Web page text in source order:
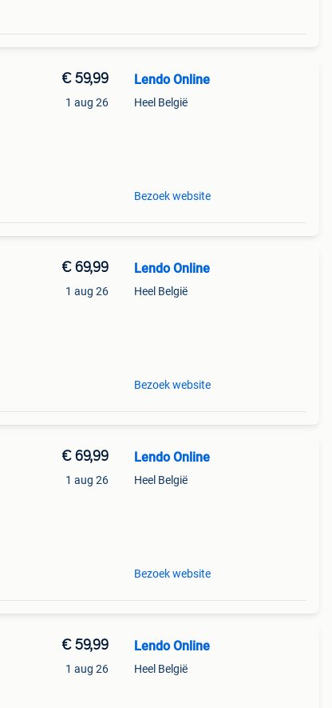
€ 59,99
1 aug 26
Lendo Online
Heel België
Bezoek website
€ 69,99
1 aug 26
Lendo Online
Heel België
Bezoek website
€ 69,99
1 aug 26
Lendo Online
Heel België
Bezoek website
€ 59,99
1 aug 26
Lendo Online
Heel België